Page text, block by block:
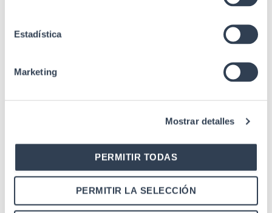
Estadística
Marketing
Mostrar detalles
PERMITIR TODAS
PERMITIR LA SELECCIÓN
Cable interior rígido C-6
U/FTP, LSZH, Dca, caja 305 m
Cable interior rígido C-6
U/FTP, LSZH, Dca, caja 305 m